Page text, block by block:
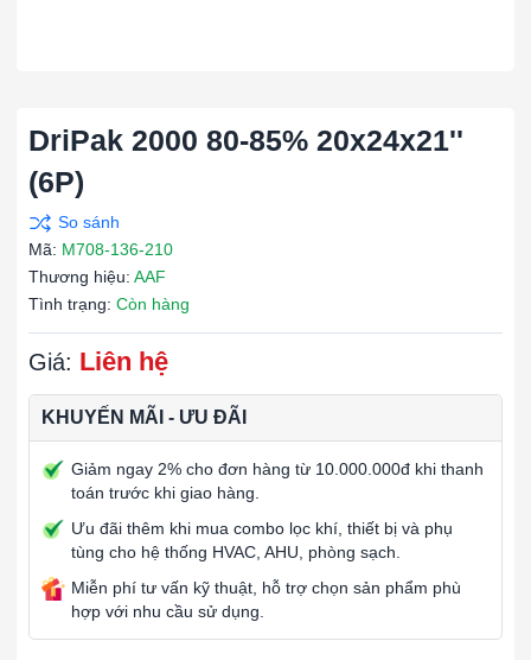
DriPak 2000 80-85% 20x24x21''
(6P)
Mã: M708-136-210
Thương hiệu: AAF
Tình trạng: Còn hàng
Giá: Liên hệ
KHUYẾN MÃI - ƯU ĐÃI
Giảm ngay 2% cho đơn hàng từ 10.000.000đ khi thanh
toán trước khi giao hàng.
Ưu đãi thêm khi mua combo lọc khí, thiết bị và phụ
tùng cho hệ thống HVAC, AHU, phòng sạch.
Miễn phí tư vấn kỹ thuật, hỗ trợ chọn sản phẩm phù
hợp với nhu cầu sử dụng.